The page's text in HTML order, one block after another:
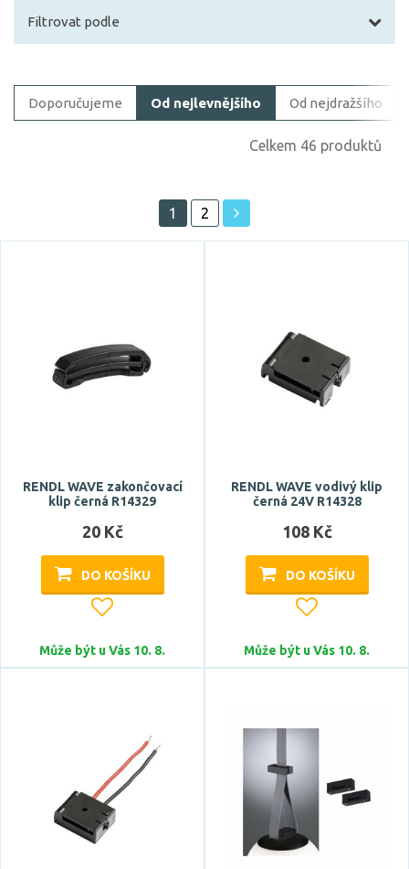
Filtrovat podle
Cena
Prodloužená záruka
PAULMANN
Celkový příkon max.
Doporučujeme Od nejlevnějšího Od nejdražšího
Celkem 46 produktů
1 2
RENDL WAVE zakončovací
klip černá R14329
20 Kč
DO KOŠÍKU
Může být u Vás 10. 8.
RENDL WAVE vodivý klip
černá 24V R14328
108 Kč
DO KOŠÍKU
Může být u Vás 10. 8.